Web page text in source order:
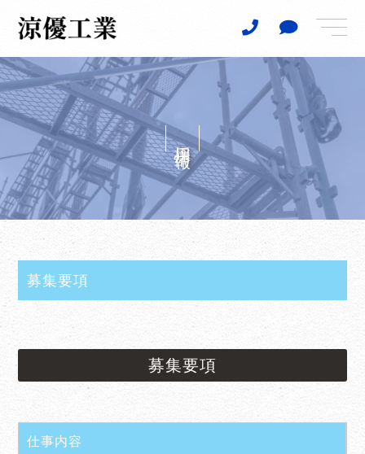
t
o
g
a
v
i
o
n
採用情報
募集要項
募集要項
仕事内容